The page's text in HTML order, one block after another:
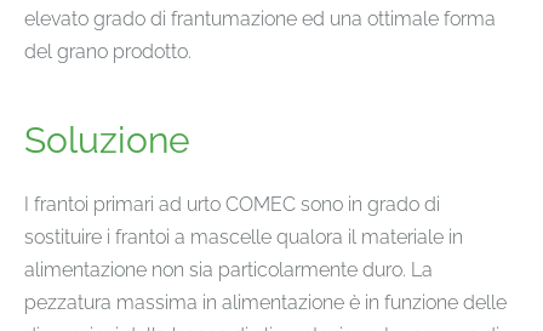
elevato grado di frantumazione ed una ottimale forma
del grano prodotto.
Soluzione
I frantoi primari ad urto COMEC sono in grado di
sostituire i frantoi a mascelle qualora il materiale in
alimentazione non sia particolarmente duro. La
pezzatura massima in alimentazione è in funzione delle